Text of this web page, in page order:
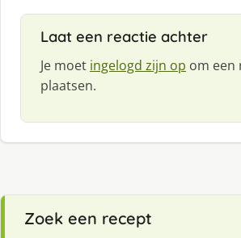
Laat een reactie achter
Je moet ingelogd zijn op om een
plaatsen.
Zoek een recept